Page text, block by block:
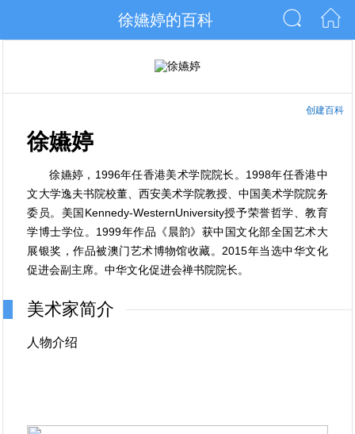
徐嬿婷的百科
创建百科
徐嬿婷
徐嬿婷，1996年任香港美术学院院长。1998年任香港中
文大学逸夫书院校董、西安美术学院教授、中国美术学院院务
委员。美国Kennedy-WesternUniversity授予荣誉哲学、教育
学博士学位。1999年作品《晨韵》获中国文化部全国艺术大
展银奖，作品被澳门艺术博物馆收藏。2015年当选中华文化
促进会副主席。中华文化促进会禅书院院长。
美术家简介
人物介绍